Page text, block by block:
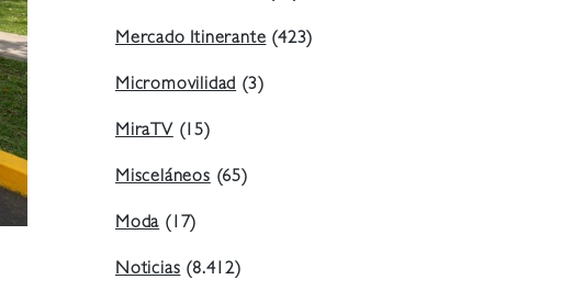
Mercado Itinerante(423)
Micromovilidad(3)
MiraTV(15)
Misceláneos(65)
Moda(17)
Noticias(8.412)